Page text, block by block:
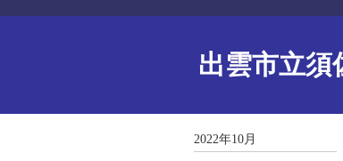
出雲市立須
2022年10月